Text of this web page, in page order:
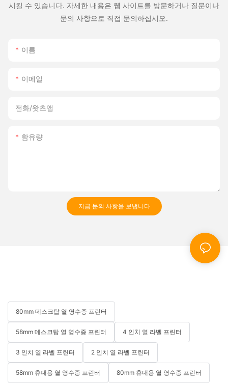
시킬 수 있습니다. 자세한 내용은 웹 사이트를 방문하거나 질문이나
문의 사항으로 직접 문의하십시오.
이름
이메일
전화/왓츠앱
함유량
지금 문의 사항을 보냅니다
80mm 데스크탑 열 영수증 프린터
58mm 데스크탑 열 영수증 프린터 4 인치 열 라벨 프린터
3 인치 열 라벨 프린터 2 인치 열 라벨 프린터
58mm 휴대용 열 영수증 프린터 80mm 휴대용 열 영수증 프린터